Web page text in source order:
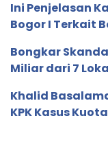
Ini Penjelasan
Bogor I Terkait
Bongkar
Miliar dari 7
Khalid
KPK Kasus